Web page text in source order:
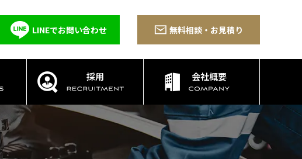
LINEでお問い合わせ 無料相談・お見積り
採用 会社概要